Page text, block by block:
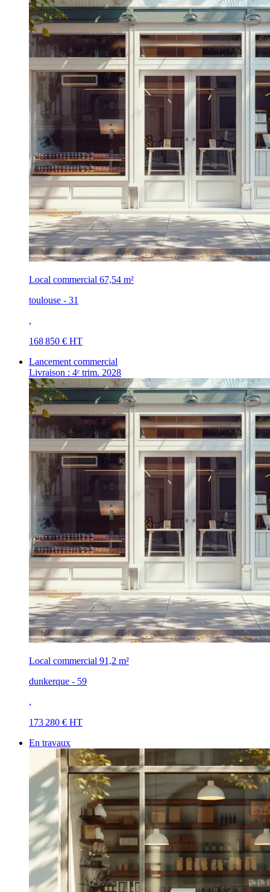
Local commercial 67,54 m²
toulouse - 31
,
168 850 € HT
Lancement commercial
Livraison : 4ᵉ trim. 2028
Local commercial 91,2 m²
dunkerque - 59
,
173 280 € HT
En travaux